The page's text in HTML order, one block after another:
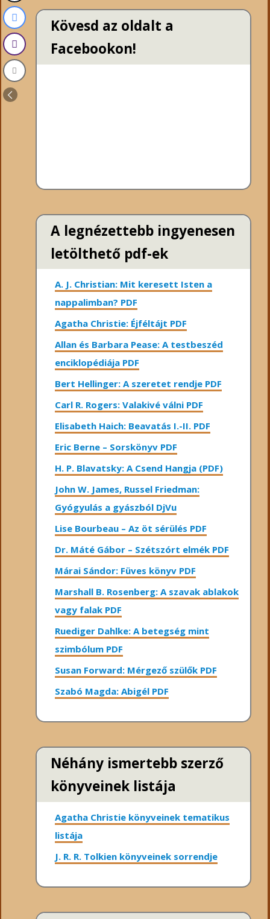
Kövesd az oldalt a
Facebookon!
A legnézettebb ingyenesen
letölthető pdf-ek
A. J. Christian: Mit keresett Isten a
nappalimban? PDF
Agatha Christie: Éjféltájt PDF
Allan és Barbara Pease: A testbeszéd
enciklopédiája PDF
Bert Hellinger: A ​szeretet rendje PDF
Carl R. Rogers: Valakivé válni PDF
Elisabeth Haich: Beavatás I.-II. PDF
Eric Berne – Sorskönyv PDF
H. P. Blavatsky: A Csend Hangja (PDF)
John W. James, Russel Friedman:
Gyógyulás a gyászból DjVu
Lise Bourbeau – Az öt sérülés PDF
Dr. Máté Gábor – Szétszórt elmék PDF
Márai Sándor: Füves könyv PDF
Marshall B. Rosenberg: A szavak ablakok
vagy falak PDF
Ruediger Dahlke: A betegség mint
szimbólum PDF
Susan Forward: Mérgező szülők PDF
Szabó Magda: Abigél PDF
Néhány ismertebb szerző
könyveinek listája
Agatha Christie könyveinek tematikus
listája
J. R. R. Tolkien könyveinek sorrendje